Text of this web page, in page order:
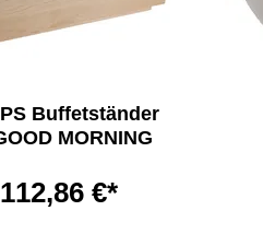
Buffetständer
MORNING
112,86 €*